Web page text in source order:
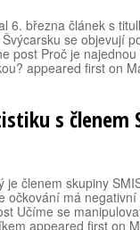
6. března článek s
se objevují
post Proč je
appeared first on
s členem
je členem skupiny
očkování má
Učíme se
appeared first on